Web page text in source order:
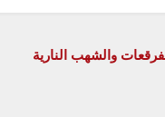
والشهب النارية